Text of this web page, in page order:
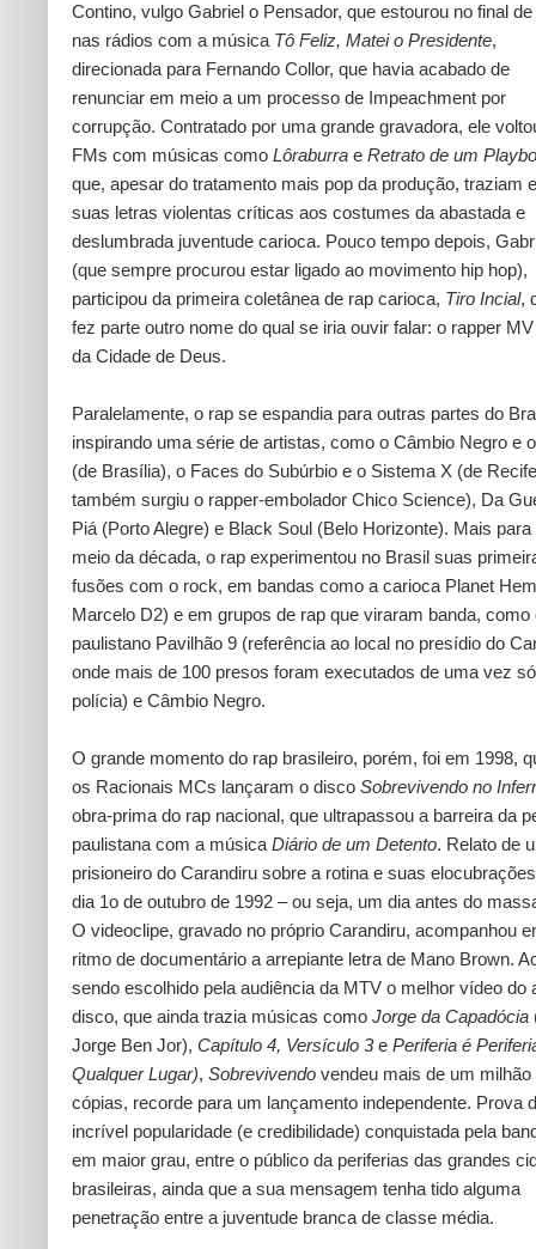
Contino, vulgo Gabriel o Pensador, que estourou no final
nas rádios com a música Tô Feliz, Matei o Presidente,
direcionada para Fernando Collor, que havia acabado de
renunciar em meio a um processo de Impeachment por
corrupção. Contratado por uma grande gravadora, ele
FMs com músicas como Lôraburra e Retrato de um
que, apesar do tratamento mais pop da produção, traziam
suas letras violentas críticas aos costumes da abastada e
deslumbrada juventude carioca. Pouco tempo depois,
(que sempre procurou estar ligado ao movimento hip hop),
participou da primeira coletânea de rap carioca, Tiro Incial,
fez parte outro nome do qual se iria ouvir falar: o rapper
da Cidade de Deus.
Paralelamente, o rap se espandia para outras partes do
inspirando uma série de artistas, como o Câmbio Negro e
(de Brasília), o Faces do Subúrbio e o Sistema X (de
também surgiu o rapper-embolador Chico Science), Da
Piá (Porto Alegre) e Black Soul (Belo Horizonte). Mais para
meio da década, o rap experimentou no Brasil suas
fusões com o rock, em bandas como a carioca Planet
Marcelo D2) e em grupos de rap que viraram banda, como
paulistano Pavilhão 9 (referência ao local no presídio do
onde mais de 100 presos foram executados de uma vez
polícia) e Câmbio Negro.
O grande momento do rap brasileiro, porém, foi em 1998,
os Racionais MCs lançaram o disco Sobrevivendo no
obra-prima do rap nacional, que ultrapassou a barreira da
paulistana com a música Diário de um Detento. Relato de
prisioneiro do Carandiru sobre a rotina e suas
dia 1o de outubro de 1992 – ou seja, um dia antes do
O videoclipe, gravado no próprio Carandiru, acompanhou
ritmo de documentário a arrepiante letra de Mano Brown.
sendo escolhido pela audiência da MTV o melhor vídeo do
disco, que ainda trazia músicas como Jorge da Capadócia
Jorge Ben Jor), Capítulo 4, Versículo 3e Periferia é
Qualquer Lugar), Sobrevivendo vendeu mais de um milhão
cópias, recorde para um lançamento independente. Prova
incrível popularidade (e credibilidade) conquistada pela
em maior grau, entre o público da periferias das grandes
brasileiras, ainda que a sua mensagem tenha tido alguma
penetração entre a juventude branca de classe média.